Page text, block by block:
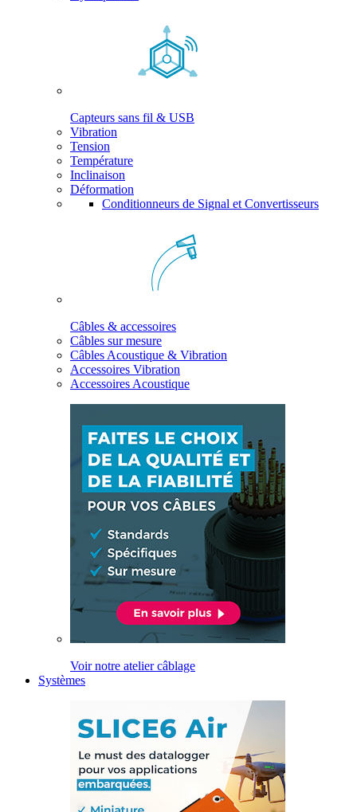
Capteurs sans fil & USB
Vibration
Tension
Température
Inclinaison
Déformation
Conditionneurs de Signal et Convertisseurs
Câbles & accessoires
Câbles sur mesure
Câbles Acoustique & Vibration
Accessoires Vibration
Accessoires Acoustique
Voir notre atelier câblage
Systèmes